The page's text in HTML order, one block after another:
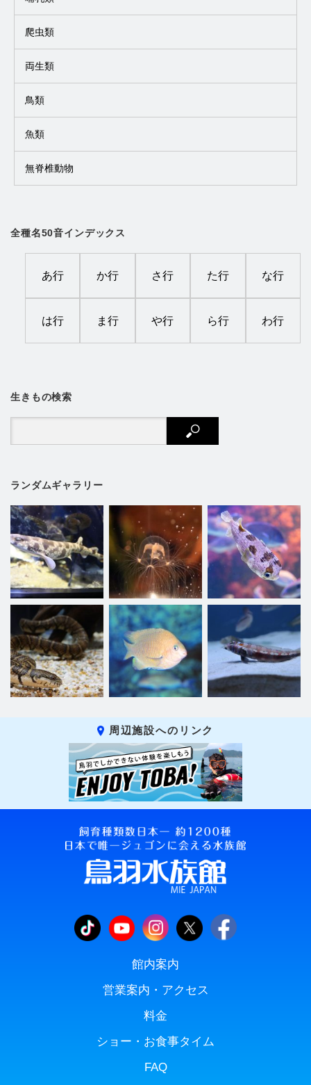
爬虫類
両生類
鳥類
魚類
無脊椎動物
全種名50音インデックス
あ行 か行 さ行 た行 な行
は行 ま行 や行 ら行 わ行
生きもの検索
ランダムギャラリー
周辺施設へのリンク
館内案内
営業案内・アクセス
料金
ショー・お食事タイム
FAQ